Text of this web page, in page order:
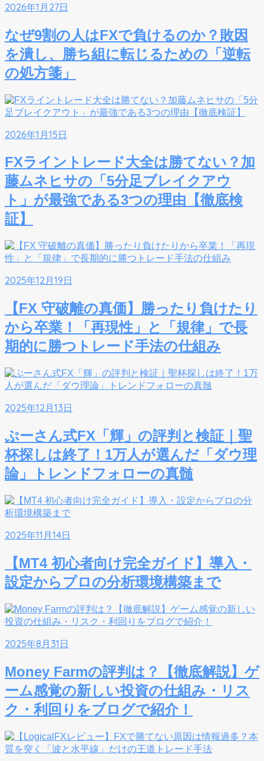
2026年1月27日
なぜ9割の人はFXで負けるのか？敗因
を潰し、勝ち組に転じるための「逆転
の処方箋」
2026年1月15日
FXライントレード大全は勝てない？加
藤ムネヒサの「5分足ブレイクアウ
ト」が最強である3つの理由【徹底検
証】
2025年12月19日
【FX 守破離の真価】勝ったり負けたり
から卒業！「再現性」と「規律」で長
期的に勝つトレード手法の仕組み
2025年12月13日
ぷーさん式FX「輝」の評判と検証｜聖
杯探しは終了！1万人が選んだ「ダウ理
論」トレンドフォローの真髄
2025年11月14日
【MT4 初心者向け完全ガイド】導入・
設定からプロの分析環境構築まで
2025年8月31日
Money Farmの評判は？【徹底解説】ゲ
ーム感覚の新しい投資の仕組み・リス
ク・利回りをブログで紹介！